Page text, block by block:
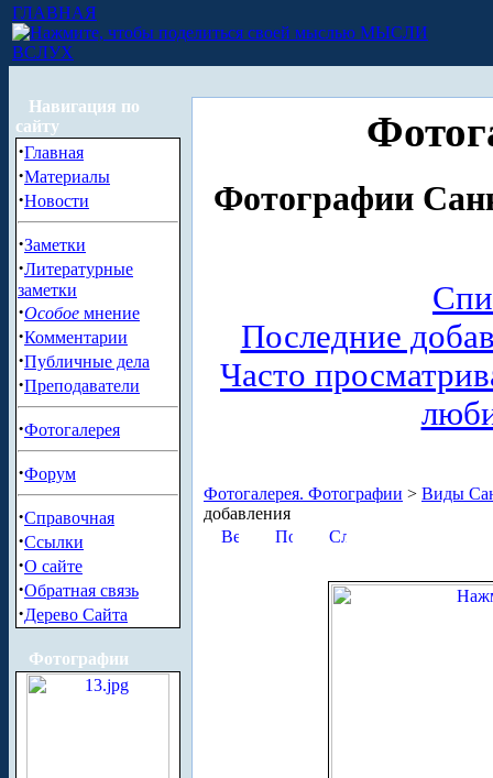
ГЛАВНАЯ
МЫСЛИ
ВСЛУХ
Навигация по
сайту
·Главная
·Материалы
·Новости
·Заметки
·Литературные
заметки
·Особое мнение
·Комментарии
·Публичные дела
·Преподаватели
·Фотогалерея
·Форум
·Справочная
·Ссылки
·О сайте
·Обратная связь
·Дерево Сайта
Фотографии
Фотографии
Последние
Часто
Фотогалерея. Фотографии > Виды
добавления